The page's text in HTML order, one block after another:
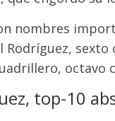
nombres
Rodríguez,
octavo
top-10